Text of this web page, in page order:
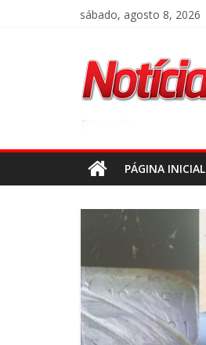
sábado, agosto 8, 2026
PÁGINA INICIAL